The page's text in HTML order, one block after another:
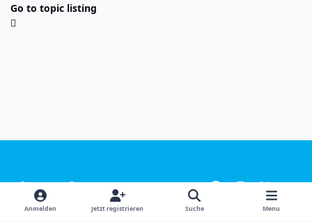
Go to topic listing
Light ModeDark ModeSystem Preference
f
c
i
x
y
o
u
Sprachen Design Datenschutzerklärung Kontakt
Anmelden Jetzt registrieren Suche Menu